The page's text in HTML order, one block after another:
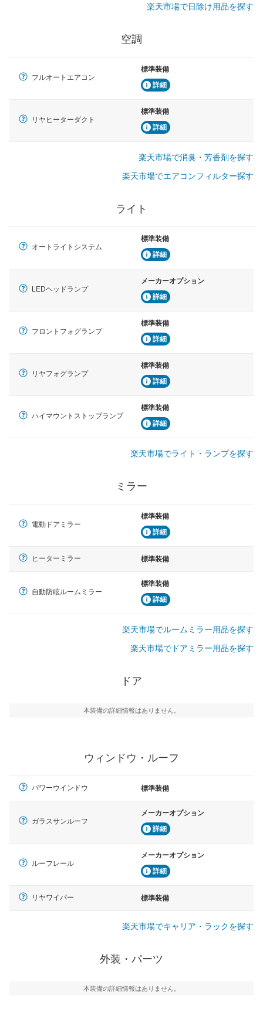
楽天市場で日除け用品を探す
空調
フルオートエアコン
標準装備
詳細
リヤヒーターダクト
標準装備
詳細
楽天市場で消臭・芳香剤を探す
楽天市場でエアコンフィルター探す
ライト
オートライトシステム
標準装備
詳細
LEDヘッドランプ
メーカーオプション
詳細
フロントフォグランプ
標準装備
詳細
リヤフォグランプ
標準装備
詳細
ハイマウントストップランプ
標準装備
詳細
楽天市場でライト・ランプを探す
ミラー
電動ドアミラー
標準装備
詳細
ヒーターミラー 標準装備
自動防眩ルームミラー
標準装備
詳細
楽天市場でルームミラー用品を探す
楽天市場でドアミラー用品を探す
ドア
本装備の詳細情報はありません。
ウィンドウ・ルーフ
パワーウインドウ 標準装備
ガラスサンルーフ
メーカーオプション
詳細
ルーフレール
メーカーオプション
詳細
リヤワイパー 標準装備
楽天市場でキャリア・ラックを探す
外装・パーツ
本装備の詳細情報はありません。